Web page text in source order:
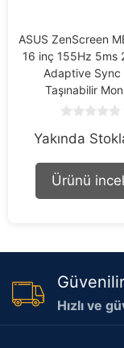
ASUS ZenScreen
16 inç 155Hz 5ms
Adaptive Sync
Taşınabilir
o
t
f
Yakında
Ürünü
Hızlı ve